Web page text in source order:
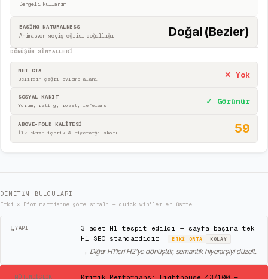
Dengeli kullanım
EASING NATURALNESS
Animasyon geçiş eğrisi doğallığı
Doğal (Bezier)
DÖNÜŞÜM SINYALLERI
NET CTA
Belirgin çağrı-eyleme alanı ✕ Yok
SOSYAL KANIT
Yorum, rating, rozet, referans ✓ Görünür
ABOVE-FOLD KALİTESİ
İlk ekran içerik & hiyerarşi skoru 59
DENETIM BULGULARI
Etki × Efor matrisine göre sıralı — quick win'ler en üstte
↳YAPI
3 adet H1 tespit edildi — sayfa başına tek
H1 SEO standardıdır.
ETKI ORTA KOLAY
→ Diğer H1'leri H2'ye dönüştür, semantik hiyerarşiyi düzelt.
MÜHENDISLIK
Kritik Performans: Lighthouse 43/100 —